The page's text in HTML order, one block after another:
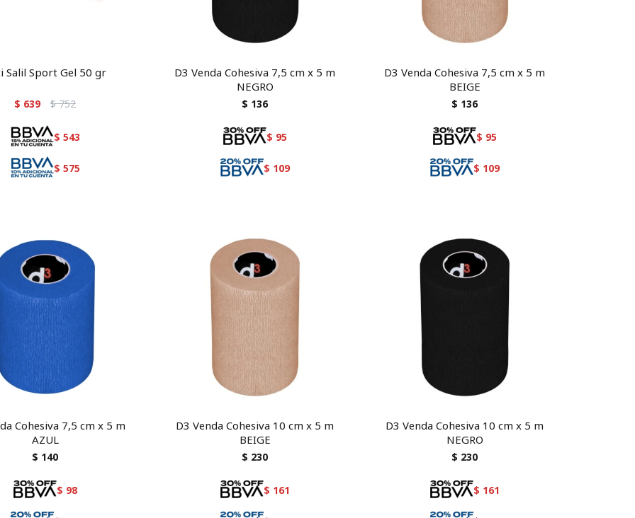
Salil Sport Gel 50 gr
$ 639 $ 752
$ 543
$ 575
D3 Venda Cohesiva 7,5 cm x 5 m
NEGRO
$ 136
$ 95
$ 109
D3 Venda Cohesiva 7,5 cm x 5 m
BEIGE
$ 136
$ 95
$ 109
Cohesiva 7,5 cm x 5 m
AZUL
$ 140
$ 98
D3 Venda Cohesiva 10 cm x 5 m
BEIGE
$ 230
$ 161
D3 Venda Cohesiva 10 cm x 5 m
NEGRO
$ 230
$ 161